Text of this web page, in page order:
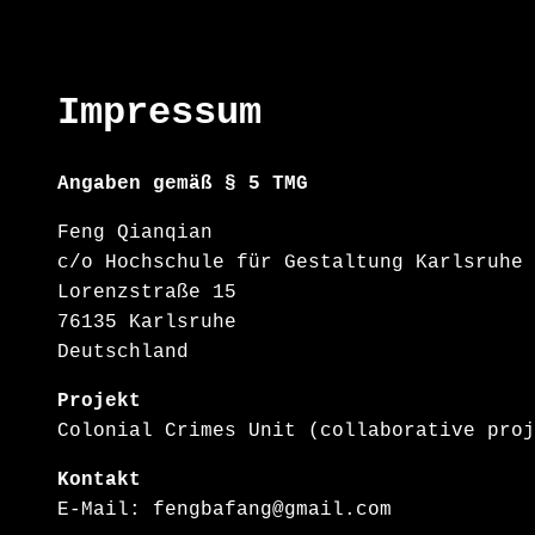
Impressum
Angaben gemäß § 5 TMG
Feng Qianqian
c/o Hochschule für Gestaltung Karlsruhe
Lorenzstraße 15
76135 Karlsruhe
Deutschland
Projekt
Colonial Crimes Unit (collaborative
Kontakt
E-Mail: fengbafang@gmail.com